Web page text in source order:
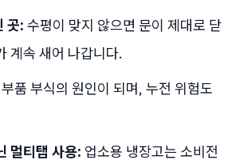
곳: 수평이 맞지 않으면 문이 제대로 닫
계속 새어 나갑니다.
부품 부식의 원인이 되며, 누전 위험도
멀티탭 사용: 업소용 냉장고는 소비전